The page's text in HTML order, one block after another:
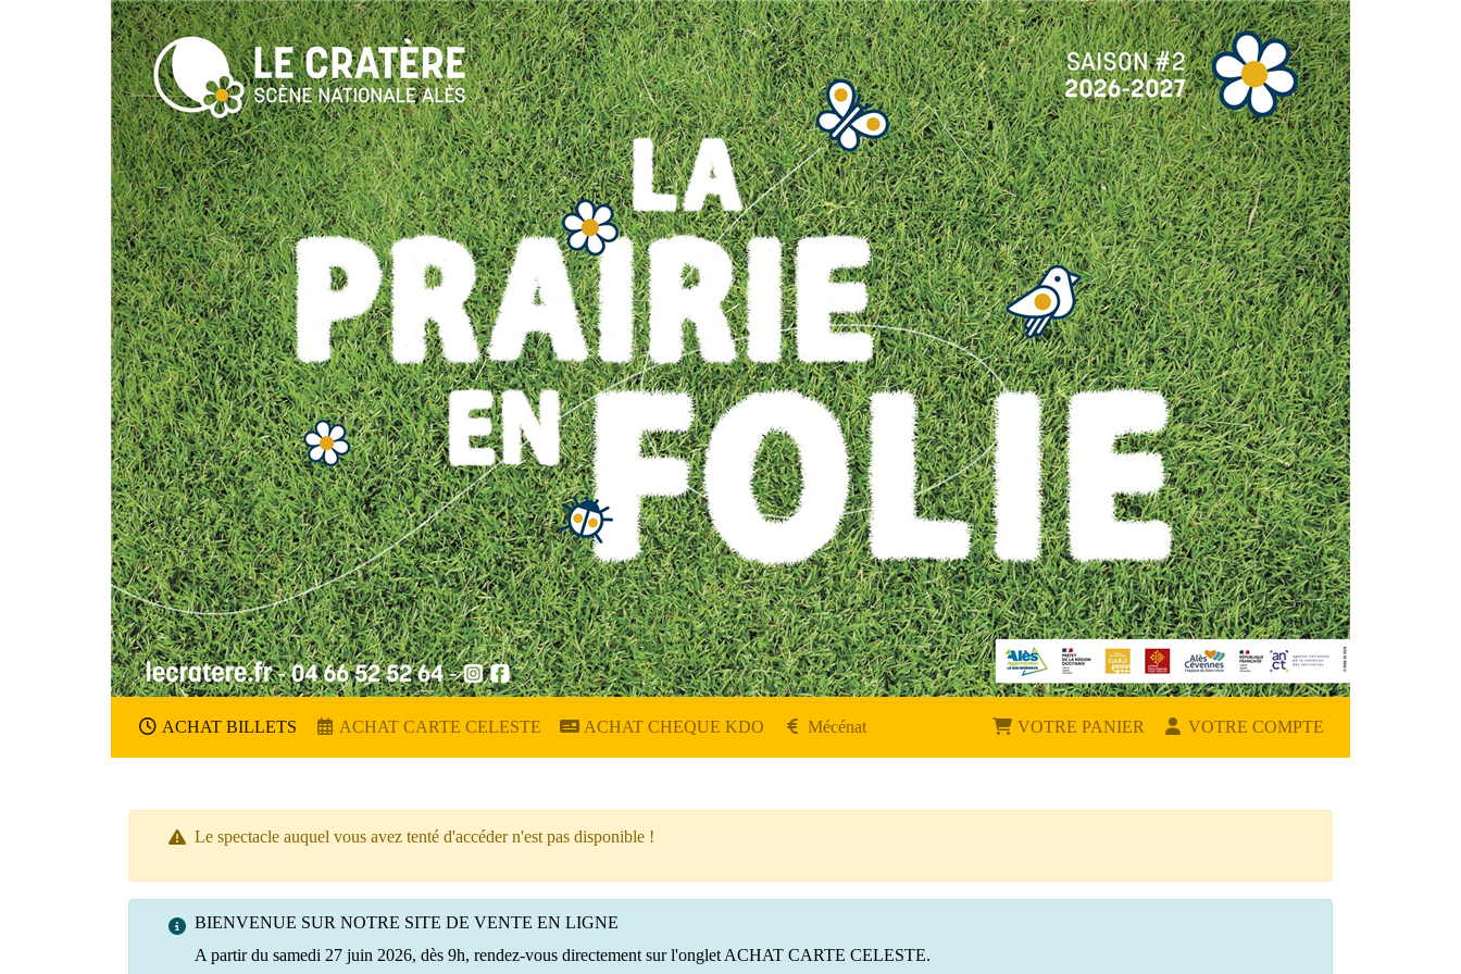
ACHAT BILLETS ACHAT CARTE CELESTE ACHAT CHEQUE KDO Mécénat VOTRE PANIER VOTRE COMPTE
Le spectacle auquel vous avez tenté d'accéder n'est pas disponible !
BIENVENUE SUR NOTRE SITE DE VENTE EN LIGNE
A partir du samedi 27 juin 2026, dès 9h, rendez-vous directement sur l'onglet ACHAT CARTE CELESTE.